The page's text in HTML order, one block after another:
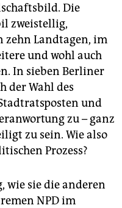
Die
zweistellig,
zehn Landtagen, im
und wohl auch
In sieben Berliner
der Wahl des
und
zu – ganz
zu sein. Wie also
Prozess?
wie sie die anderen
NPD im